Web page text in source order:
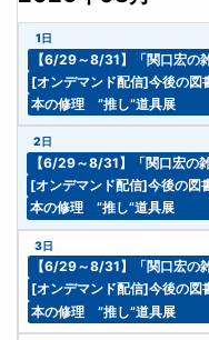
1日
【6/29～8/31】「関口宏の
[オンデマンド配信]今後の図
本の修理 ”推し”道具展
2日
【6/29～8/31】「関口宏の
[オンデマンド配信]今後の図
本の修理 ”推し”道具展
3日
【6/29～8/31】「関口宏の
[オンデマンド配信]今後の図
本の修理 ”推し”道具展